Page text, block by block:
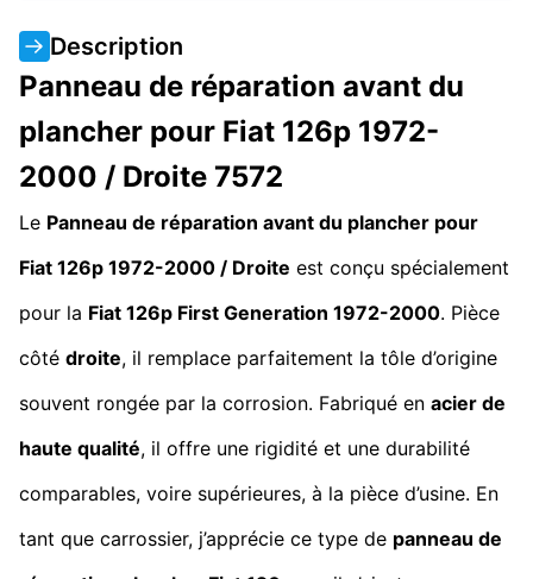
Description
Panneau de réparation avant du
plancher pour Fiat 126p 1972-
2000 / Droite 7572
Le Panneau de réparation avant du plancher pour
Fiat 126p 1972-2000 / Droite est conçu spécialement
pour la Fiat 126p First Generation 1972-2000. Pièce
côté droite, il remplace parfaitement la tôle d’origine
souvent rongée par la corrosion. Fabriqué en acier de
haute qualité, il offre une rigidité et une durabilité
comparables, voire supérieures, à la pièce d’usine. En
tant que carrossier, j’apprécie ce type de panneau de